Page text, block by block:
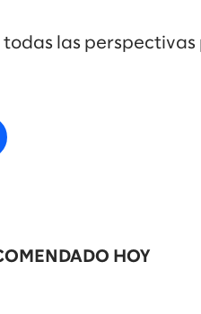
las
HOY